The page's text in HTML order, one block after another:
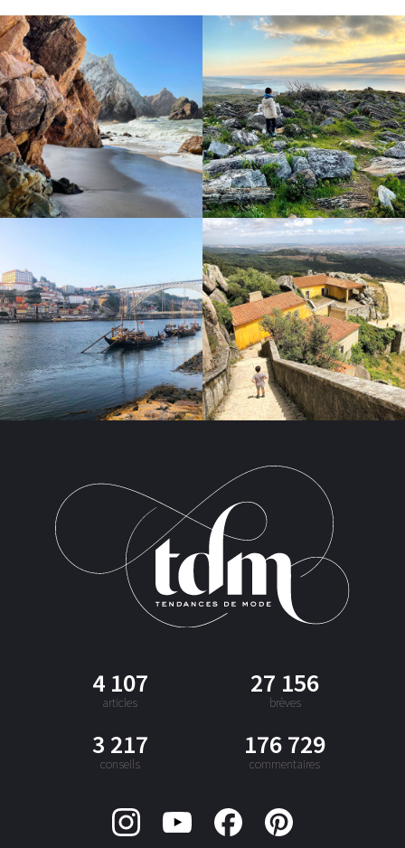
4 107
articles
27 156
brèves
3 217
conseils
176 729
commentaires